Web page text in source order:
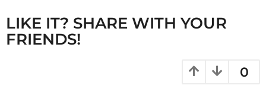
i
o
n
LIKE IT? SHARE WITH YOUR
FRIENDS!
0